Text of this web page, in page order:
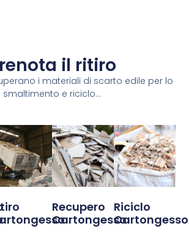
il ritiro
i materiali di scarto edile per lo
smaltimento e riciclo...
Recupero
Cartongesso
Riciclo
Cartongesso